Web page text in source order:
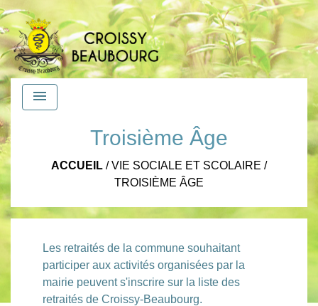
menu
Troisième Âge
ACCUEIL /VIE SOCIALE ET SCOLAIRE /
TROISIÈME ÂGE
Les retraités de la commune souhaitant
participer aux activités organisées par la
mairie peuvent s'inscrire sur la liste des
retraités de Croissy-Beaubourg.